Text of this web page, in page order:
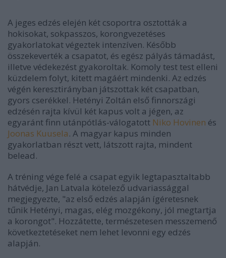
A jeges edzés elején két csoportra osztották a
hokisokat, sokpasszos, korongvezetéses
gyakorlatokat végeztek intenzíven. Később
összekeverték a csapatot, és egész pályás támadást,
illetve védekezést gyakoroltak. Komoly test test elleni
küzdelem folyt, kitett magáért mindenki. Az edzés
végén keresztirányban játszottak két csapatban,
gyors cserékkel. Hetényi Zoltán első finnországi
edzésén rajta kívül két kapus volt a jégen, az
egyaránt finn utánpótlás-válogatott Niko Hovinen és
Joonas Kuusela. A magyar kapus minden
gyakorlatban részt vett, látszott rajta, mindent
belead.
A tréning vége felé a csapat egyik legtapasztaltabb
hátvédje, Jan Latvala kötelező udvariassággal
megjegyezte, "az első edzés alapján ígéretesnek
tűnik Hetényi, magas, elég mozgékony, jól megtartja
a korongot". Hozzátette, természetesen messzemenő
következtetéseket nem lehet levonni egy edzés
alapján.